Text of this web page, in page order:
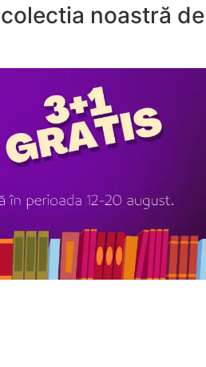
noastră de